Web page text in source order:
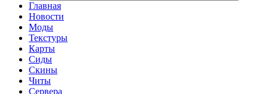
Главная
Новости
Моды
Текстуры
Карты
Сиды
Cкины
Читы
Сервера